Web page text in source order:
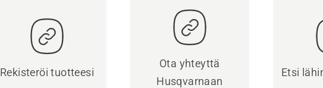
Rekisteröi tuotteesi
Ota yhteyttä
Husqvarnaan
Etsi